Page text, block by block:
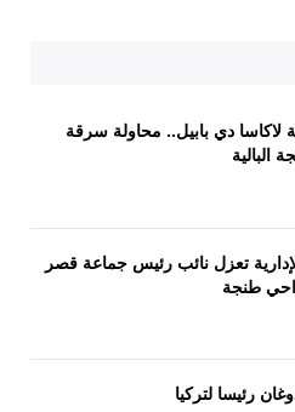
دي بابيل.. محاولة سرقة
البالية
تعزل نائب رئيس جماعة قصر
طنجة
رئيسا لتركيا